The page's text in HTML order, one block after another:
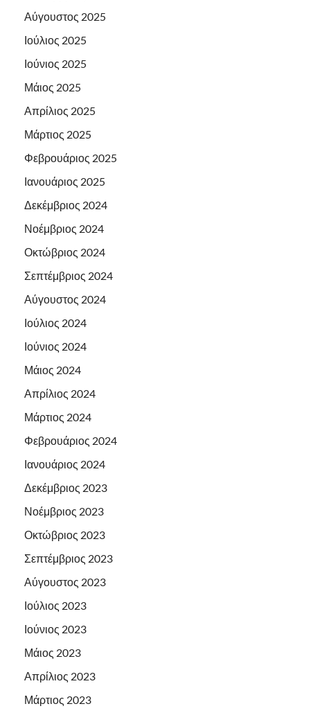
Αύγουστος 2025
Ιούλιος 2025
Ιούνιος 2025
Μάιος 2025
Απρίλιος 2025
Μάρτιος 2025
Φεβρουάριος 2025
Ιανουάριος 2025
Δεκέμβριος 2024
Νοέμβριος 2024
Οκτώβριος 2024
Σεπτέμβριος 2024
Αύγουστος 2024
Ιούλιος 2024
Ιούνιος 2024
Μάιος 2024
Απρίλιος 2024
Μάρτιος 2024
Φεβρουάριος 2024
Ιανουάριος 2024
Δεκέμβριος 2023
Νοέμβριος 2023
Οκτώβριος 2023
Σεπτέμβριος 2023
Αύγουστος 2023
Ιούλιος 2023
Ιούνιος 2023
Μάιος 2023
Απρίλιος 2023
Μάρτιος 2023